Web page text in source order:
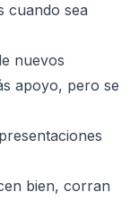
cuando sea
nuevos
apoyo, pero se
bien, corran